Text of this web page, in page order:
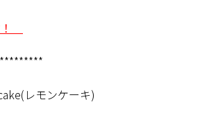
！
レモンケーキ)